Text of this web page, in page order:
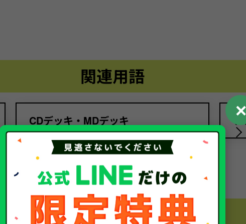
関連用語
CDデッキ・MDデッキ テ
関連するコラム
✕